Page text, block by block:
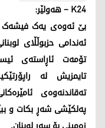
K24 – هەولێر:
بێ ئەوەی یەک فیشەک
ئەندامی حزبوڵڵای
تۆمەت ئاڕاستەی
تایمزیش لە
تەقاندنەوەی
پەلکێشی شەڕ بکات و